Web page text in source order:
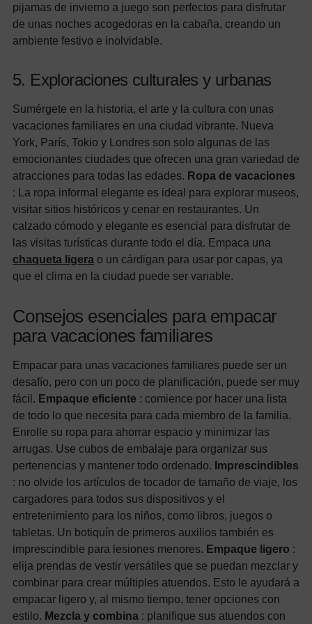
pijamas de invierno a juego son perfectos para disfrutar
de unas noches acogedoras en la cabaña, creando un
ambiente festivo e inolvidable.
5. Exploraciones culturales y urbanas
Sumérgete en la historia, el arte y la cultura con unas
vacaciones familiares en una ciudad vibrante. Nueva
York, París, Tokio y Londres son solo algunas de las
emocionantes ciudades que ofrecen una gran variedad de
atracciones para todas las edades. Ropa de vacaciones
: La ropa informal elegante es ideal para explorar museos,
visitar sitios históricos y cenar en restaurantes. Un
calzado cómodo y elegante es esencial para disfrutar de
las visitas turísticas durante todo el día. Empaca una
chaqueta ligera o un cárdigan para usar por capas, ya
que el clima en la ciudad puede ser variable.
Consejos esenciales para empacar
para vacaciones familiares
Empacar para unas vacaciones familiares puede ser un
desafío, pero con un poco de planificación, puede ser muy
fácil. Empaque eficiente : comience por hacer una lista
de todo lo que necesita para cada miembro de la familia.
Enrolle su ropa para ahorrar espacio y minimizar las
arrugas. Use cubos de embalaje para organizar sus
pertenencias y mantener todo ordenado. Imprescindibles
: no olvide los artículos de tocador de tamaño de viaje, los
cargadores para todos sus dispositivos y el
entretenimiento para los niños, como libros, juegos o
tabletas. Un botiquín de primeros auxilios también es
imprescindible para lesiones menores. Empaque ligero :
elija prendas de vestir versátiles que se puedan mezclar y
combinar para crear múltiples atuendos. Esto le ayudará a
empacar ligero y, al mismo tiempo, tener opciones con
estilo. Mezcla y combina : planifique sus atuendos con